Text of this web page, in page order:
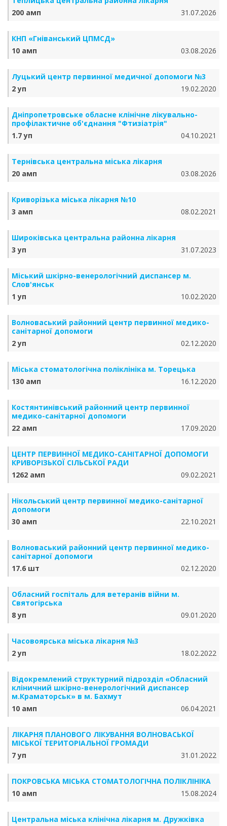
200 амп
31.07.2026
КНП «Гніванський ЦПМСД»
10 амп
03.08.2026
Луцький центр первинної медичної допомоги №3
2 уп
19.02.2020
Дніпропетровське обласне клінічне лікувально-
профілактичне об'єднання "Фтизіатрія"
1.7 уп
04.10.2021
Тернівська центральна міська лікарня
20 амп
03.08.2026
Криворізька міська лікарня №10
3 амп
08.02.2021
Широківська центральна районна лікарня
3 уп
31.07.2023
Міський шкірно-венерологічний диспансер м.
Слов'янськ
1 уп
10.02.2020
Волноваський районний центр первинної медико-
санітарної допомоги
2 уп
02.12.2020
Міська стоматологічна поліклініка м. Торецька
130 амп
16.12.2020
Костянтинівський районний центр первинної
медико-санітарної допомоги
22 амп
17.09.2020
ЦЕНТР ПЕРВИННОЇ МЕДИКО-САНІТАРНОЇ ДОПОМОГИ
КРИВОРІЗЬКОЇ СІЛЬСЬКОЇ РАДИ
1262 амп
09.02.2021
Нікольський центр первинної медико-санітарної
допомоги
30 амп
22.10.2021
Волноваський районний центр первинної медико-
санітарної допомоги
17.6 шт
02.12.2020
Обласний госпіталь для ветеранів війни м.
Святогірська
8 уп
09.01.2020
Часовоярська міська лікарня №3
2 уп
18.02.2022
Відокремлений структурний підрозділ «Обласний
кліничний шкірно-венерологічний диспансер
м.Краматорськ» в м. Бахмут
10 амп
06.04.2021
ЛІКАРНЯ ПЛАНОВОГО ЛІКУВАННЯ ВОЛНОВАСЬКОЇ
МІСЬКОЇ ТЕРИТОРІАЛЬНОЇ ГРОМАДИ
7 уп
31.01.2022
ПОКРОВСЬКА МІСЬКА СТОМАТОЛОГІЧНА ПОЛІКЛІНІКА
10 амп
15.08.2024
Центральна міська клінічна лікарня м. Дружківка